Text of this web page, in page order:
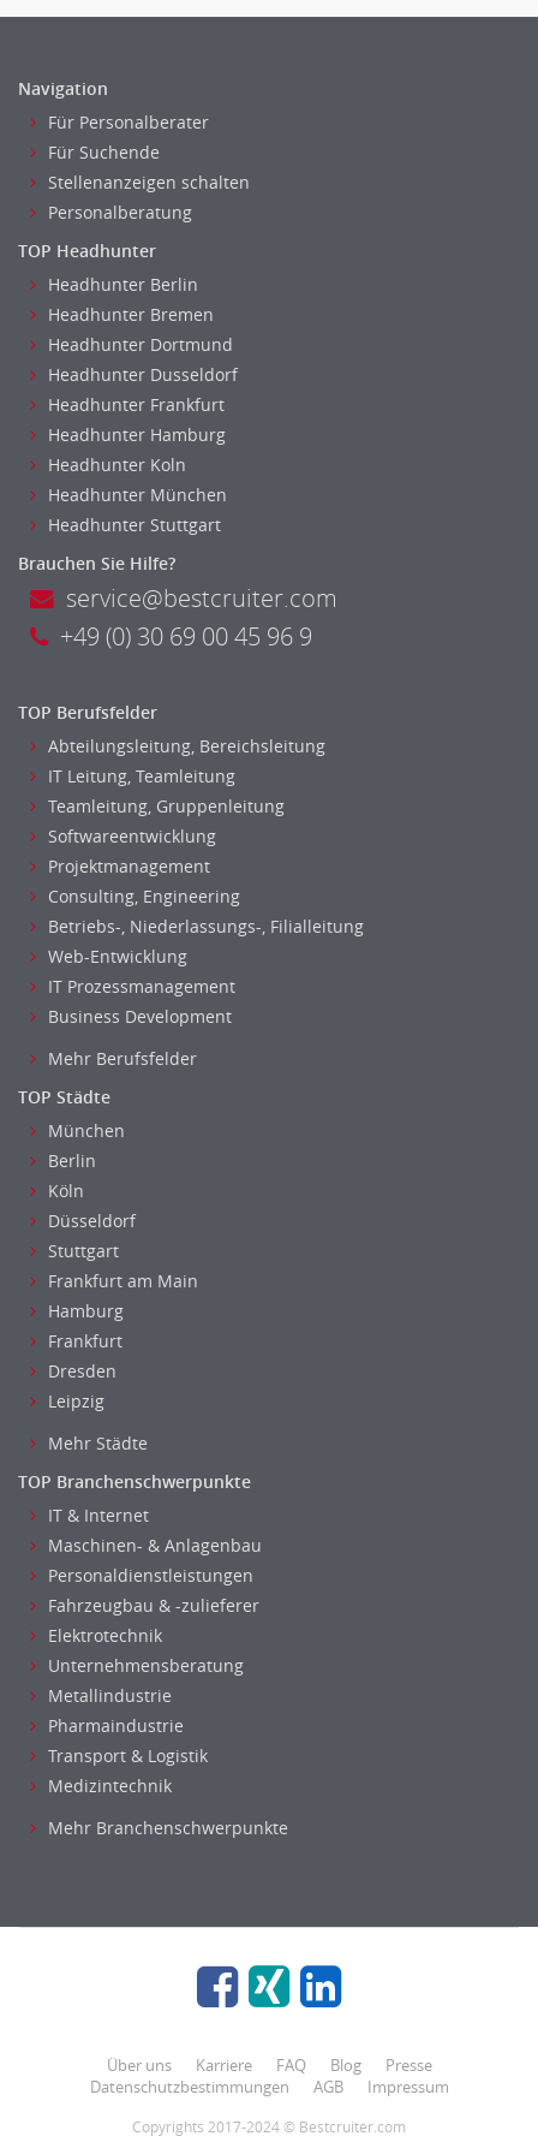
Biotechnologie
Geowissenschaften
Labor, Forschung
Pharmazie
Physik
Agiles Projektmanagement
Digital Leadership
Industrie 4.0
Internet of Things
Angestellte, Beamte auf Bundesebene
Angestellte, Beamte auf Landes-, kommunaler Ebene
Angestellte, Beamte im auswärtigen Dienst
(Bundes-)Polizei, Justizvollzug
Bundeswehr, Wehrverwaltung
Feuerwehr
Steuerverwaltung, Finanzverwaltung
Verbände, Vereine
Altenpflege, Betreuungsberufe
Anästhesie und Intensivpflege
Hebamme, Entbindungshelfer
Logopädie
Pflegehelfer
Physiotherapie
Sanitätsdienst, ambulanter Dienst
Strahlentherapie
Außendienst
Immobilienmakler
Innendienst, Sachbearbeitung
Kundenservice
Pharmaberater
Pre-Sales
Telesales
Verkauf (Handel)
Navigation
Für Personalberater
Für Suchende
Stellenanzeigen schalten
Personalberatung
TOP Headhunter
Headhunter Berlin
Headhunter Bremen
Headhunter Dortmund
Headhunter Dusseldorf
Headhunter Frankfurt
Headhunter Hamburg
Headhunter Koln
Headhunter München
Headhunter Stuttgart
Brauchen Sie Hilfe?
service@bestcruiter.com
+49 (0) 30 69 00 45 96 9
TOP Berufsfelder
Abteilungsleitung, Bereichsleitung
IT Leitung, Teamleitung
Teamleitung, Gruppenleitung
Softwareentwicklung
Projektmanagement
Consulting, Engineering
Betriebs-, Niederlassungs-, Filialleitung
Web-Entwicklung
IT Prozessmanagement
Business Development
Mehr Berufsfelder
TOP Städte
München
Berlin
Köln
Düsseldorf
Stuttgart
Frankfurt am Main
Hamburg
Frankfurt
Dresden
Leipzig
Mehr Städte
TOP Branchenschwerpunkte
IT & Internet
Maschinen- & Anlagenbau
Personaldienstleistungen
Fahrzeugbau & -zulieferer
Elektrotechnik
Unternehmensberatung
Metallindustrie
Pharmaindustrie
Transport & Logistik
Medizintechnik
Mehr Branchenschwerpunkte
Über uns Karriere FAQ Blog
Presse
Datenschutzbestimmungen
AGB Impressum
Copyrights 2017-2024 © Bestcruiter.com